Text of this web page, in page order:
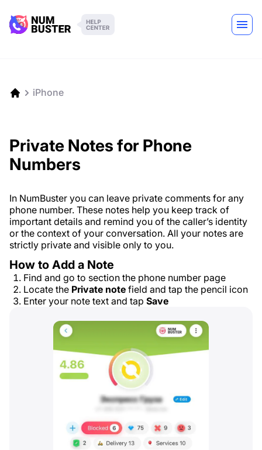
iPhone
Private Notes for Phone
Numbers
In NumBuster you can leave private comments for any
phone number. These notes help you keep track of
important details and remind you of the caller’s identity
or the context of your conversation. All your notes are
strictly private and visible only to you.
How to Add a Note
Find and go to section the phone number page
Locate the Private note field and tap the pencil icon
Enter your note text and tap Save